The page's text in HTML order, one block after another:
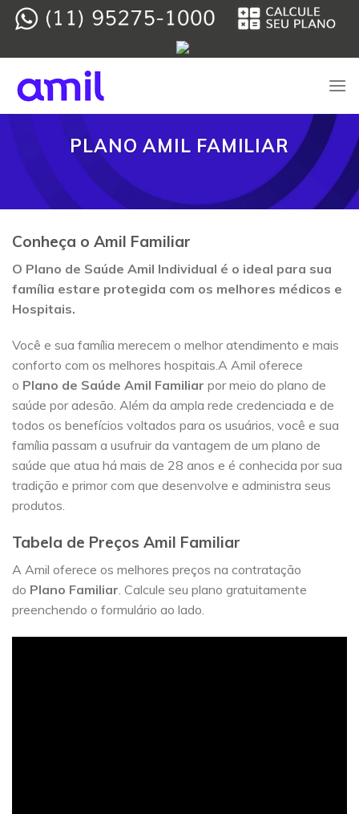
Skip
PLANO AMIL FAMILIAR
Conheça o Amil Familiar
O Plano de Saúde Amil Individual é o ideal para sua
família estare protegida com os melhores médicos e
Hospitais.
Você e sua família merecem o melhor atendimento e mais
conforto com os melhores hospitais.A Amil oferece
o Plano de Saúde Amil Familiar por meio do plano de
saúde por adesão. Além da ampla rede credenciada e de
todos os benefícios voltados para os usuários, você e sua
família passam a usufruir da vantagem de um plano de
saúde que atua há mais de 28 anos e é conhecida por sua
tradição e primor com que desenvolve e administra seus
produtos.
Tabela de Preços Amil Familiar
A Amil oferece os melhores preços na contratação
do Plano Familiar . Calcule seu plano gratuitamente
preenchendo o formulário ao lado.